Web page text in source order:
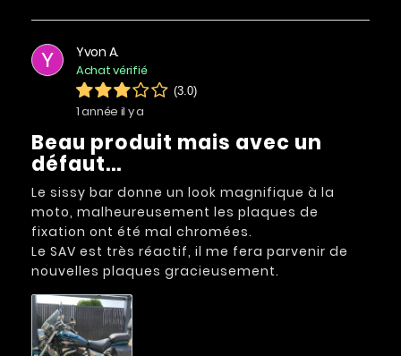
Y Yvon A.
Achat vérifié
(3.0)
1 année il y a
Beau produit mais avec un
défaut...
Le sissy bar donne un look magnifique à la
moto, malheureusement les plaques de
fixation ont été mal chromées.
Le SAV est très réactif, il me fera parvenir de
nouvelles plaques gracieusement.